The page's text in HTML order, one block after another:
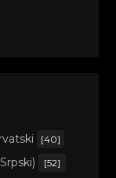
[40]
[52]